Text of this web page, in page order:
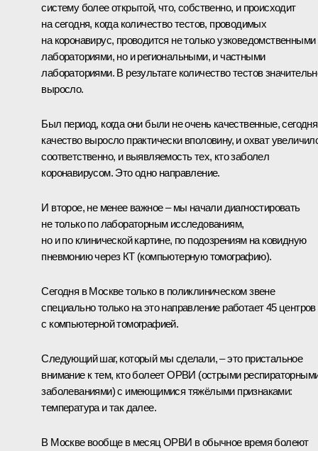
систему более открытой, что, собственно, и происходит
на сегодня, когда количество тестов, проводимых
на коронавирус, проводится не только узковедомственными
лабораториями, но и региональными, и частными
лабораториями. В результате количество тестов
выросло.
Был период, когда они были не очень качественные, сегодня
качество выросло практически вполовину, и охват
соответственно, и выявляемость тех, кто заболел
коронавирусом. Это одно направление.
И второе, не менее важное – мы начали диагностировать
не только по лабораторным исследованиям,
но и по клинической картине, по подозрениям на ковидную
пневмонию через КТ (компьютерную томографию).
Сегодня в Москве только в поликлиническом звене
специально только на это направление работает 45 центров
с компьютерной томографией.
Следующий шаг, который мы сделали, – это пристальное
внимание к тем, кто болеет ОРВИ (острыми
заболеваниями) с имеющимися тяжёлыми признаками:
температура и так далее.
В Москве вообще в месяц ОРВИ в обычное время болеют